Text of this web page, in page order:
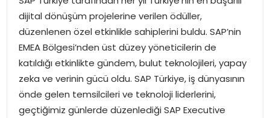
İDEAL SPOR
YAŞAM
MAGAZIN
SAĞLIK
dijital dönüşüm projelerine verilen ödüller,
düzenlenen özel etkinlikle sahiplerini buldu. SAP’nin
EMEA Bölgesi’nden üst düzey yöneticilerin de
katıldığı etkinlikte gündem, bulut teknolojileri, yapay
zeka ve verinin gücü oldu. SAP Türkiye, iş dünyasının
önde gelen temsilcileri ve teknoloji liderlerini,
geçtiğimiz günlerde düzenlediği SAP Executive